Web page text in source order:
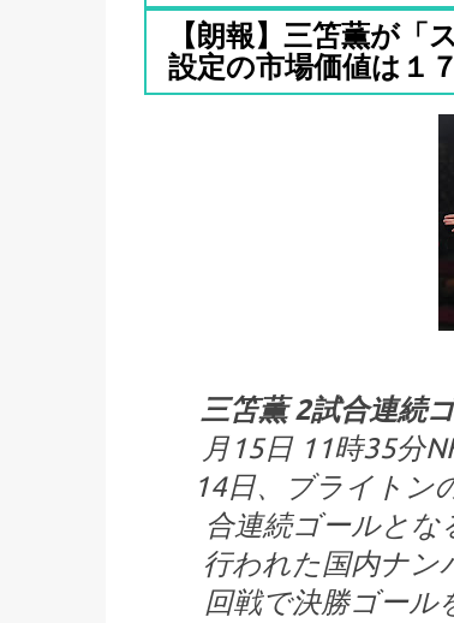
【朗報】三笘薫が
設定の市場価値は１
三笘薫 2試合連続
月15日 11時35分
14日、ブライトン
合連続ゴールと
行われた国内ナン
回戦で決勝ゴール